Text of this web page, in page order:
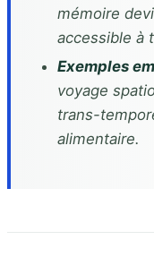
mémoire
accessible à
Exemples
voyage
trans-
alimentaire.